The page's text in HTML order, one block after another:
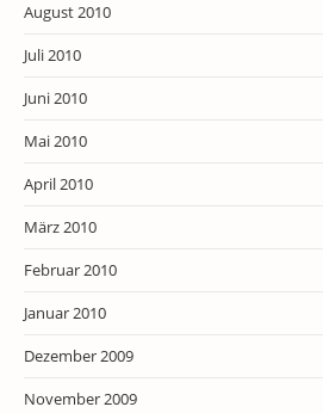
August 2010
Juli 2010
Juni 2010
Mai 2010
April 2010
März 2010
Februar 2010
Januar 2010
Dezember 2009
November 2009